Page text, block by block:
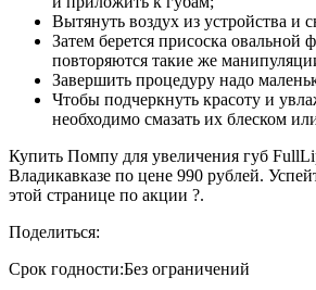
Вытянуть воздух из устройства и
Затем берется присоска овальной
повторяются такие же
Завершить процедуру надо
Чтобы подчеркнуть красоту и
необходимо смазать их блеском
Купить Помпу для увеличения губ
Владикавказе по цене 990 рублей.
этой странице по акции ?.
Поделиться:
Срок годности:Без ограничений